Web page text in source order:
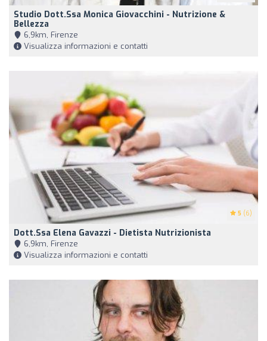
Studio Dott.ssa Monica Giovacchini - Nutrizione &
Bellezza
6,9km, Firenze
Visualizza informazioni e contatti
5 (6)
Dott.ssa Elena Gavazzi - Dietista Nutrizionista
6,9km, Firenze
Visualizza informazioni e contatti